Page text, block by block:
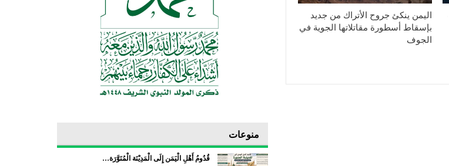
اليمن ينكئ جروح الأتراك من جديد
بإسقاط أسطورة مقاتلاتها الجوية في
الجوف
منوعات
قُدُومُ أَهْلِ الْيَمَن إِلَى الْمَدِيْنَة الْمُنَوَّرَة…